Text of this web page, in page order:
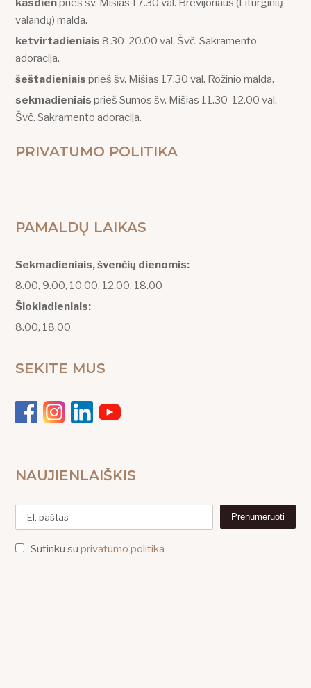
kasdienprieš šv. Mišias 17.30 val. Brevijoriaus (Liturginių
valandų) malda.
ketvirtadieniais 8.30-20.00 val. Švč. Sakramento
adoracija.
šeštadieniais prieš šv. Mišias 17.30 val. Rožinio malda.
sekmadieniais prieš Sumos šv. Mišias 11.30-12.00 val.
Švč. Sakramento adoracija.
PRIVATUMO POLITIKA
PAMALDŲ LAIKAS
Sekmadieniais, švenčių dienomis:
8.00, 9.00, 10.00, 12.00, 18.00
Šiokiadieniais:
8.00, 18.00
SEKITE MUS
NAUJIENLAIŠKIS
Sutinku suprivatumo politika